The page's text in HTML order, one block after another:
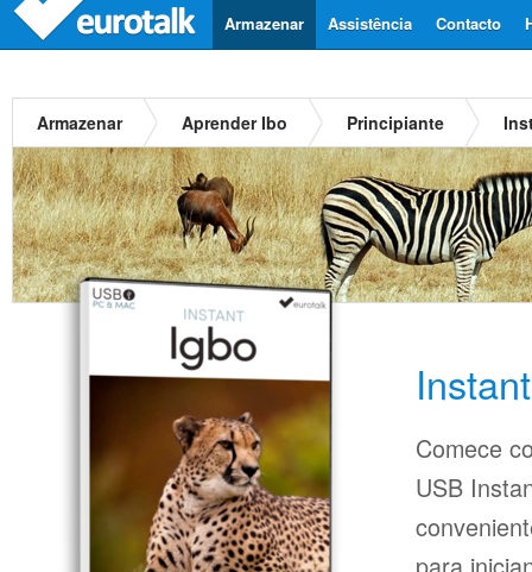
Contacto
Assistência
Armazenar
Armazenar Aprender Ibo Principiante
Comece
USB